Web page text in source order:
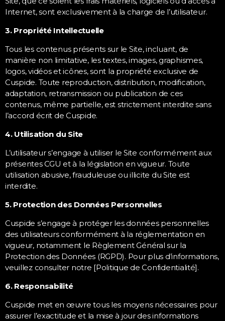
Internet, sont exclusivement à la charge de l’utilisateur.
3. Propriété Intellectuelle
Tous les contenus présents sur le Site, incluant, de
manière non limitative, les textes, images, graphismes,
logos, vidéos et icônes, sont la propriété exclusive de
Cuspide. Toute reproduction, distribution, modification,
adaptation, retransmission ou publication de ces
contenus, même partielle, est strictement interdite sans
l’accord écrit de Cuspide.
4. Utilisation du Site
L’utilisateur s’engage à utiliser le Site conformément aux
présentes CGU et à la législation en vigueur. Toute
utilisation abusive, frauduleuse ou illicite du Site est
interdite.
5. Protection des Données Personnelles
Cuspide s’engage à protéger les données personnelles
des utilisateurs conformément à la réglementation en
vigueur, notamment le Règlement Général sur la
Protection des Données (RGPD). Pour plus d’informations,
veuillez consulter notre [Politique de Confidentialité].
6. Responsabilité
Cuspide met en œuvre tous les moyens nécessaires pour
assurer l’exactitude et la mise à jour des informations